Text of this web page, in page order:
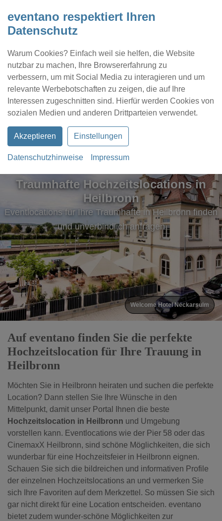
eventano respektiert Ihren
Datenschutz
Warum Cookies? Einfach weil sie helfen, die Website
nutzbar zu machen, Ihre Browsererfahrung zu
verbessern, um mit Social Media zu interagieren und um
relevante Werbebotschaften zu zeigen, die auf Ihre
Interessen zugeschnitten sind. Hierfür werden Cookies von
sozialen Medien und anderen Drittparteien verwendet.
Akzeptieren Einstellungen
Datenschutzhinweise Impressum
Kontakt Location eintragen Profil
Traumhafte Hochzeitslocations in
Heilbronn
Eventlocations für Ihre Traumhafte in Heilbronn finden
und unverbindlich anfragen
Welcome Hotel Neckarsulm
Auf eventano finden Sie die perfekte
Hochzeitslocation für Ihre Trauung in
Heilbronn
Möchten Sie in Heilbronn heiraten und suchen die perfekte
Location? Dann stellen Sie Ihre Wünsche in den
Mittelpunkt, damit unser Portal Ihnen die beste
Hochzeitslocation in Heilbronn und Umgebung
vorstellen kann. Eventlocations wie der Pier 58 oder das
CinemaxX Heilbronn, sind schöne Möglichkeiten, die sich
wunderbar für eine Hochzeitsfeier in Heilbronn eignen.
Schauen Sie sich die bildreichen und informativen Profile
der einzelnen Hochzeitslocations an und vermerken Sie
sich Ihre Favoriten auf dem Merkzettel. So müssen Sie sich
gar nicht direkt für eine Location entscheiden. eventano
bietet zudem wunder-schöne Möglichkeiten zur